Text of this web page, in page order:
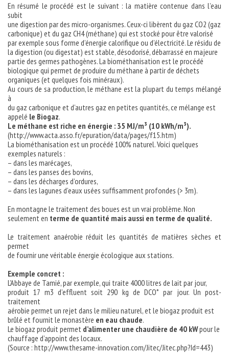
En résumé le procédé est le suivant : la matière contenue dans l’eau
subit
une digestion par des micro-organismes. Ceux-ci libèrent du gaz CO2 (gaz
carbonique) et du gaz CH4 (méthane) qui est stocké pour être valorisé
par exemple sous forme d’énergie calorifique ou d’électricité. Le résidu de
la digestion (ou digestat) est stable, désodorisé, débarrassé en majeure
partie des germes pathogènes. La biométhanisation est le procédé
biologique qui permet de produire du méthane à partir de déchets
organiques (et quelques fois minéraux).
Au cours de sa production, le méthane est la plupart du temps mélangé
à
du gaz carbonique et d’autres gaz en petites quantités, ce mélange est
appelé le Biogaz.
Le méthane est riche en énergie : 35 MJ/m³ (10 kWh/m³).
(http://www.acta.asso.fr/epuration/data/pages/f15.htm)
La biométhanisation est un procédé 100% naturel. Voici quelques
exemples naturels :
– dans les marécages,
– dans les panses des bovins,
– dans les décharges d’ordures,
– dans les lagunes d’eaux usées suffisamment profondes (> 3m).
En montagne le traitement des boues est un vrai problème. Non
seulement en terme de quantité mais aussi en terme de qualité.
Le traitement anaérobie réduit les quantités de matières sèches et
permet
de fournir une véritable énergie écologique aux stations.
Exemple concret :
L’Abbaye de Tamié, par exemple, qui traite 4000 litres de lait par jour,
produit 17 m3 d’effluent soit 290 kg de DCO* par jour. Un post-
traitement
aérobie permet un rejet dans le milieu naturel, et le biogaz produit est
brûlé et fournit le monastère en eau chaude.
Le biogaz produit permet d’alimenter une chaudière de 40 kWpour le
chauffage d’appoint des locaux.
(Source : http://www.thesame-innovation.com/Jitec/Jitec.php?Id=443)